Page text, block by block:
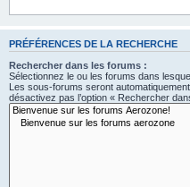
PRÉFÉRENCES DE LA RECHERCHE
Rechercher dans les forums :
Sélectionnez le ou les forums dans
Les sous-forums seront
désactivez pas l’option « Rechercher